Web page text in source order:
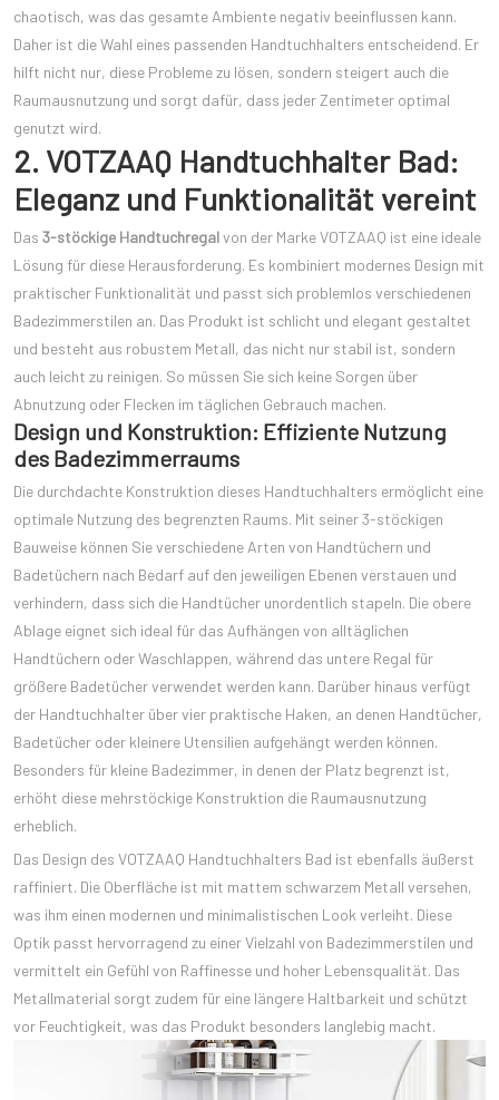
chaotisch, was das gesamte Ambiente negativ beeinflussen kann.
Daher ist die Wahl eines passenden Handtuchhalters entscheidend. Er
hilft nicht nur, diese Probleme zu lösen, sondern steigert auch die
Raumausnutzung und sorgt dafür, dass jeder Zentimeter optimal
genutzt wird.
2. VOTZAAQ Handtuchhalter Bad:
Eleganz und Funktionalität vereint
Das 3-stöckige Handtuchregalvon der Marke VOTZAAQ ist eine ideale
Lösung für diese Herausforderung. Es kombiniert modernes Design mit
praktischer Funktionalität und passt sich problemlos verschiedenen
Badezimmerstilen an. Das Produkt ist schlicht und elegant gestaltet
und besteht aus robustem Metall, das nicht nur stabil ist, sondern
auch leicht zu reinigen. So müssen Sie sich keine Sorgen über
Abnutzung oder Flecken im täglichen Gebrauch machen.
Design und Konstruktion: Effiziente Nutzung
des Badezimmerraums
Die durchdachte Konstruktion dieses Handtuchhalters ermöglicht eine
optimale Nutzung des begrenzten Raums. Mit seiner 3-stöckigen
Bauweise können Sie verschiedene Arten von Handtüchern und
Badetüchern nach Bedarf auf den jeweiligen Ebenen verstauen und
verhindern, dass sich die Handtücher unordentlich stapeln. Die obere
Ablage eignet sich ideal für das Aufhängen von alltäglichen
Handtüchern oder Waschlappen, während das untere Regal für
größere Badetücher verwendet werden kann. Darüber hinaus verfügt
der Handtuchhalter über vier praktische Haken, an denen Handtücher,
Badetücher oder kleinere Utensilien aufgehängt werden können.
Besonders für kleine Badezimmer, in denen der Platz begrenzt ist,
erhöht diese mehrstöckige Konstruktion die Raumausnutzung
erheblich.
Das Design des VOTZAAQ Handtuchhalters Bad ist ebenfalls äußerst
raffiniert. Die Oberfläche ist mit mattem schwarzem Metall versehen,
was ihm einen modernen und minimalistischen Look verleiht. Diese
Optik passt hervorragend zu einer Vielzahl von Badezimmerstilen und
vermittelt ein Gefühl von Raffinesse und hoher Lebensqualität. Das
Metallmaterial sorgt zudem für eine längere Haltbarkeit und schützt
vor Feuchtigkeit, was das Produkt besonders langlebig macht.